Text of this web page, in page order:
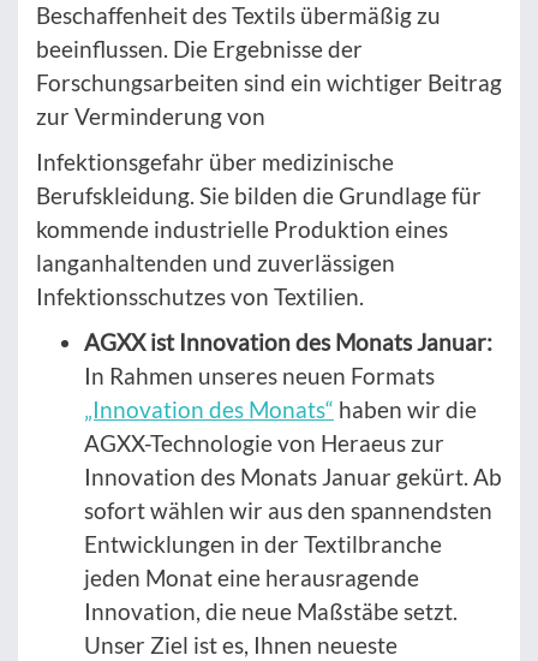
Beschaffenheit des Textils übermäßig zu
beeinflussen. Die Ergebnisse der
Forschungsarbeiten sind ein wichtiger Beitrag
zur Verminderung von
Infektionsgefahr über medizinische
Berufskleidung. Sie bilden die Grundlage für
kommende industrielle Produktion eines
langanhaltenden und zuverlässigen
Infektionsschutzes von Textilien.
AGXX ist Innovation des Monats Januar:
In Rahmen unseres neuen Formats
„Innovation des Monats“ haben wir die
AGXX-Technologie von Heraeus zur
Innovation des Monats Januar gekürt. Ab
sofort wählen wir aus den spannendsten
Entwicklungen in der Textilbranche
jeden Monat eine herausragende
Innovation, die neue Maßstäbe setzt.
Unser Ziel ist es, Ihnen neueste